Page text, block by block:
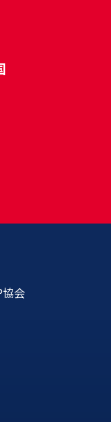
会